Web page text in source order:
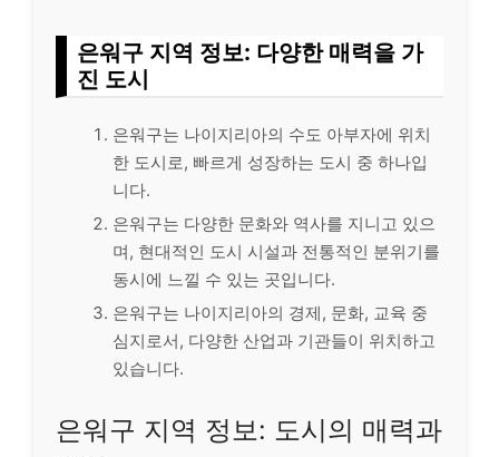
은워구 지역 정보: 다양한 매력을 가
진 도시
은워구는 나이지리아의 수도 아부자에 위치
한 도시로, 빠르게 성장하는 도시 중 하나입
니다.
은워구는 다양한 문화와 역사를 지니고 있으
며, 현대적인 도시 시설과 전통적인 분위기를
동시에 느낄 수 있는 곳입니다.
은워구는 나이지리아의 경제, 문화, 교육 중
심지로서, 다양한 산업과 기관들이 위치하고
있습니다.
은워구 지역 정보: 도시의 매력과